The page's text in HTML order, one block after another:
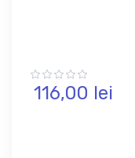
116,00 lei